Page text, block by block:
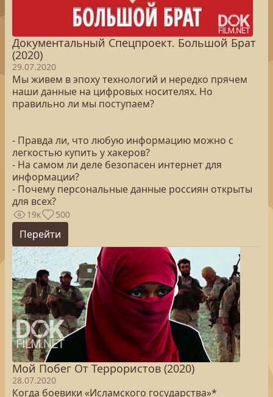
Документальный Спецпроект. Большой Брат
(2020)
29.07.2020
Мы живем в эпоху технологий и нередко прячем
наши данные на цифровых носителях. Но
правильно ли мы поступаем?
- Правда ли, что любую информацию можно с
легкостью купить у хакеров?
- На самом ли деле безопасен интернет для
информации?
- Почему персональные данные россиян открыты
для всех?
19к 500
Перейти
Мой Побег От Террористов (2020)
28.07.2020
Когда боевики «Исламского государства»*